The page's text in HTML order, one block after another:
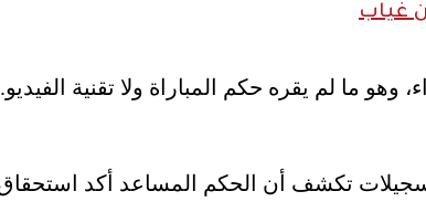
غياب
ما لم يقره حكم المباراة ولا تقنية الفيديو.